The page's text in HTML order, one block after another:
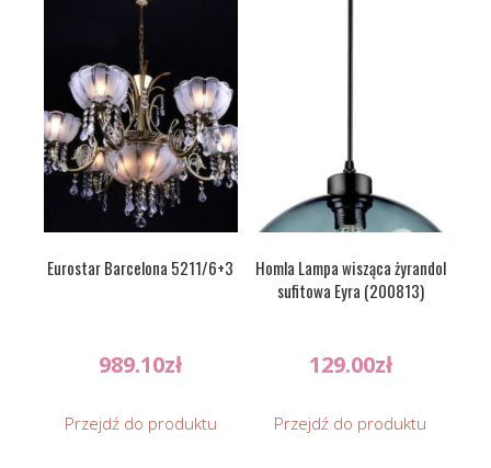
Eurostar Barcelona 5211/6+3
989.10zł
Przejdź do produktu
Homla Lampa wisząca żyrandol
sufitowa Eyra (200813)
129.00zł
Przejdź do produktu